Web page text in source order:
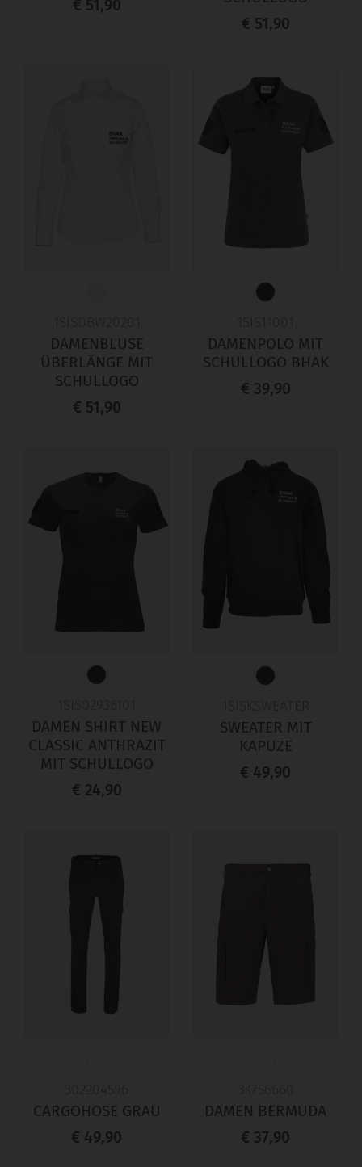
€ 51,90
€ 51,90
DAMENBLUSE
ÜBERLÄNGE MIT
SCHULLOGO
€ 51,90
DAMENPOLO MIT
SCHULLOGO BHAK
€ 39,90
DAMEN SHIRT NEW
CLASSIC ANTHRAZIT
MIT SCHULLOGO
€ 24,90
SWEATER MIT
KAPUZE
€ 49,90
CARGOHOSE GRAU
€ 49,90
DAMEN BERMUDA
€ 37,90